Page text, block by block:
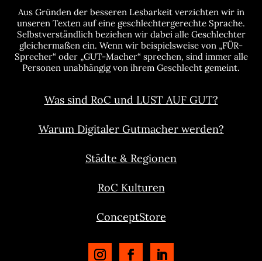
Aus Gründen der besseren Lesbarkeit verzichten wir in
unseren Texten auf eine geschlechtergerechte Sprache.
Selbstverständlich beziehen wir dabei alle Geschlechter
gleichermaßen ein. Wenn wir beispielsweise von „FÜR-
Sprecher“ oder „GUT-Macher“ sprechen, sind immer alle
Personen unabhängig von ihrem Geschlecht gemeint.
Was sind RoC und LUST AUF GUT?
Warum Digitaler Gutmacher werden?
Städte & Regionen
RoC Kulturen
ConceptStore